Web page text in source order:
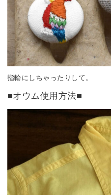
指輪にしちゃったりして。
■オウム使用方法■